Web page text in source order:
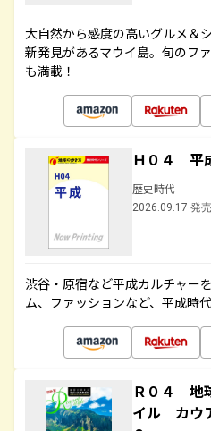
大自然から感度の高いグルメ＆
新発見があるマウイ島。旬のフ
も満載！
Ｈ０４ 平
歴史時代
2026.09.17 発売
渋谷・原宿など平成カルチャー
ム、ファッションなど、平成時
Ｒ０４ 地
イル カウ